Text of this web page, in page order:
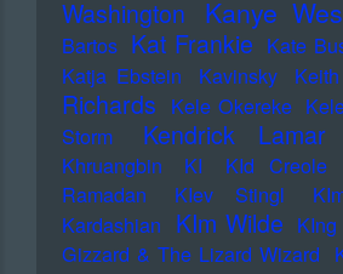
Washington
Kanye
Bartos Kat Frankie Kate
Katja Ebstein
Kavinsky
Richards Kele Okereke
Storm
Kendrick Lamar
Khruangbin
KI KId Creole
Ramadan
KIev Stingl
Kardashian KIm Wilde
Gizzard & The Lizard Wizard